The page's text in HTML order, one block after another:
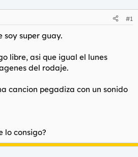
#1
soy super guay.
libre, asi que igual el lunes
del rodaje.
cancion pegadiza con un sonido
lo consigo?